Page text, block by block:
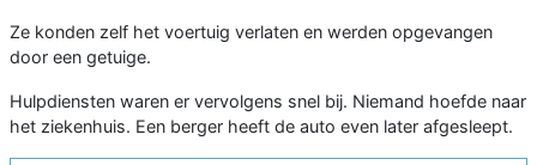
Ze konden zelf het voertuig verlaten en werden opgevangen
door een getuige.
Hulpdiensten waren er vervolgens snel bij. Niemand hoefde naar
het ziekenhuis. Een berger heeft de auto even later afgesleept.